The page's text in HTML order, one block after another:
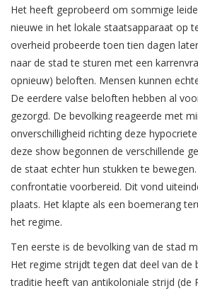
Het heeft geprobeerd om sommige
nieuwe in het lokale staatsapparaat op
overheid probeerde toen tien dagen
naar de stad te sturen met een
opnieuw) beloften. Mensen kunnen
De eerdere valse beloften hebben al
gezorgd. De bevolking reageerde met
onverschilligheid richting deze
deze show begonnen de verschillende
de staat echter hun stukken te
confrontatie voorbereid. Dit vond
plaats. Het klapte als een boemerang
het regime.
Ten eerste is de bevolking van de stad
Het regime strijdt tegen dat deel van de
traditie heeft van antikoloniale strijd (de